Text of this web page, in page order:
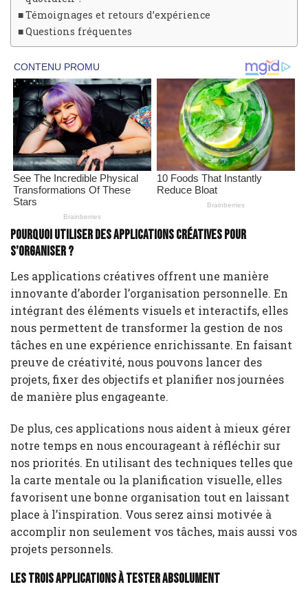
Témoignages et retours d’expérience
Questions fréquentes
Pourquoi utiliser des applications créatives pour
s’organiser ?
Les applications créatives offrent une manière
innovante d’aborder l’organisation personnelle. En
intégrant des éléments visuels et interactifs, elles
nous permettent de transformer la gestion de nos
tâches en une expérience enrichissante. En faisant
preuve de créativité, nous pouvons lancer des
projets, fixer des objectifs et planifier nos journées
de manière plus engageante.
De plus, ces applications nous aident à mieux gérer
notre temps en nous encourageant à réfléchir sur
nos priorités. En utilisant des techniques telles que
la carte mentale ou la planification visuelle, elles
favorisent une bonne organisation tout en laissant
place à l’inspiration. Vous serez ainsi motivée à
accomplir non seulement vos tâches, mais aussi vos
projets personnels.
Les trois applications à tester absolument